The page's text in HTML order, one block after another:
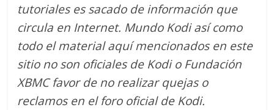
tutoriales es sacado de información que
circula en Internet. Mundo Kodi así como
todo el material aquí mencionados en este
sitio no son oficiales de Kodi o Fundación
XBMC favor de no realizar quejas o
reclamos en el foro oficial de Kodi.